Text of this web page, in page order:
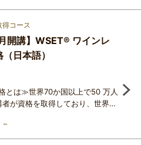
knowledge for
aimed at beginners with no
Basic knowledge to enjoy
Learn about 9 different wines
tasting formatKey Learn
コース
開講】WSET® ワインレ
日本語）
とは≫世界70か国以上で50 万人
が資格を取得しており、世界標
ュ・ヴァンでは、3つの資格
ルのLevel1、初級～中級レベルの
~